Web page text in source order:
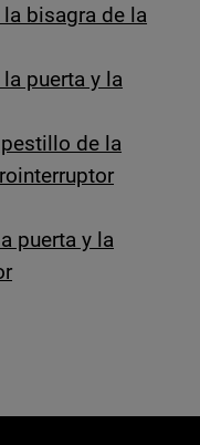
bisagra de la
puerta y la
de la
puerta y la